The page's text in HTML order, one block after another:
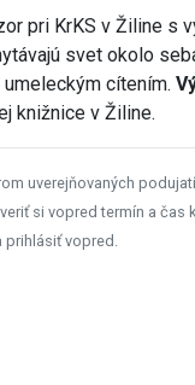
pri KrKS v Žiline s
svet okolo
cítením.
knižnice v Žiline.
uverejňovaných
si vopred termín a čas
prihlásiť vopred.